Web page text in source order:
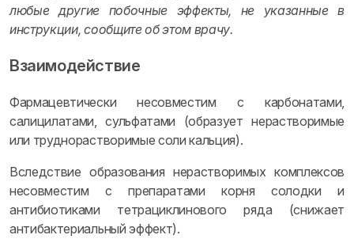
любые другие побочные эффекты, не указанные в
инструкции, сообщите об этом врачу.
Взаимодействие
Фармацевтически несовместим с карбонатами,
салицилатами, сульфатами (образует нерастворимые
или труднорастворимые соли кальция).
Вследствие образования нерастворимых комплексов
несовместим с препаратами корня солодки и
антибиотиками тетрациклинового ряда (снижает
антибактериальный эффект).